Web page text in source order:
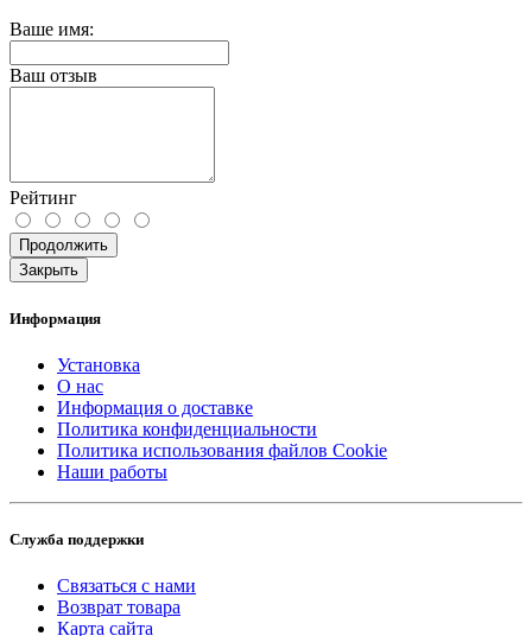
Ваше имя:
Ваш отзыв
Рейтинг
Продолжить
Закрыть
Информация
Установка
О нас
Информация о доставке
Политика конфиденциальности
Политика использования файлов Cookie
Наши работы
Служба поддержки
Связаться с нами
Возврат товара
Карта сайта